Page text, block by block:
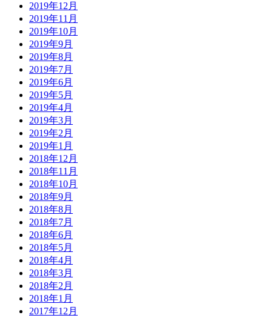
2019年12月
2019年11月
2019年10月
2019年9月
2019年8月
2019年7月
2019年6月
2019年5月
2019年4月
2019年3月
2019年2月
2019年1月
2018年12月
2018年11月
2018年10月
2018年9月
2018年8月
2018年7月
2018年6月
2018年5月
2018年4月
2018年3月
2018年2月
2018年1月
2017年12月